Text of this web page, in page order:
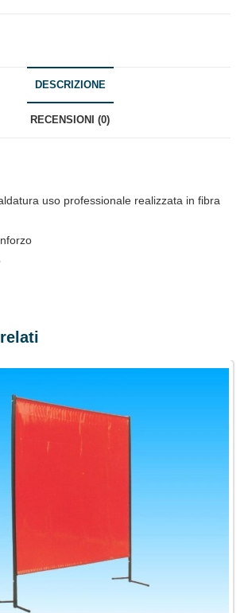
DESCRIZIONE
RECENSIONI (0)
uso professionale realizzata in fibra